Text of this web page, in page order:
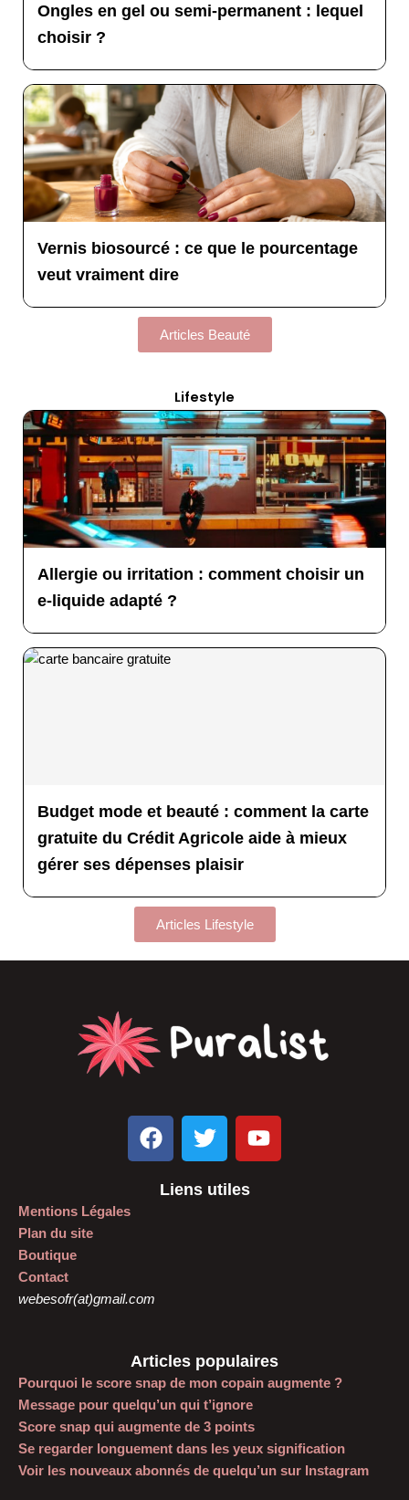
Ongles en gel ou semi-permanent : lequel
choisir ?
Vernis biosourcé : ce que le pourcentage
veut vraiment dire
Articles Beauté
Lifestyle
Allergie ou irritation : comment choisir un
e-liquide adapté ?
Budget mode et beauté : comment la carte
gratuite du Crédit Agricole aide à mieux
gérer ses dépenses plaisir
Articles Lifestyle
F
a
e
T
w
t
Y
o
Liens utiles
Mentions Légales
Plan du site
Boutique
Contact
webesofr(at)gmail.com
Articles populaires
Pourquoi le score snap de mon copain augmente ?
Message pour quelqu’un qui t’ignore
Score snap qui augmente de 3 points
Se regarder longuement dans les yeux signification
Voir les nouveaux abonnés de quelqu’un sur Instagram